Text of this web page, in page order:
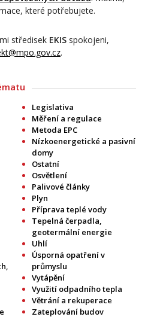
které potřebujete.
středisek EKIS spokojeni,
.
Legislativa
Měření a regulace
Metoda EPC
Nízkoenergetické a pasivní
domy
Ostatní
Osvětlení
Palivové články
Plyn
Příprava teplé vody
Tepelná čerpadla,
geotermální energie
Uhlí
Úsporná opatření v
průmyslu
Vytápění
Využití odpadního tepla
Větrání a rekuperace
Zateplování budov